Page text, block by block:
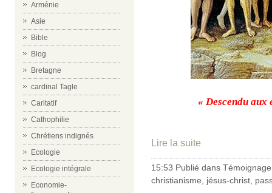
Arménie
Asie
Bible
Blog
Bretagne
cardinal Tagle
Caritatif
Cathophilie
Chrétiens indignés
Ecologie
Ecologie intégrale
Economie-
« Descendu aux
Lire la suite
15:53 Publié dans
christianisme
jésus-christ